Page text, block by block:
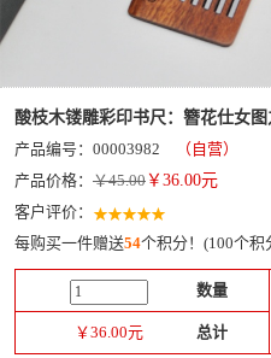
酸枝木镂雕彩印书尺：簪花仕女
产品编号：00003982
（自营）
产品价格： ￥45.00 ￥ 36.00元
客户评价：
每购买一件赠送54个积分！(100个积
数量
￥36.00元 总计